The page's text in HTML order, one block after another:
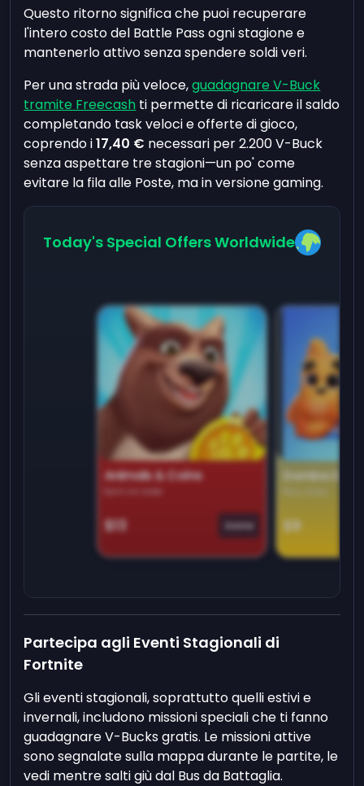
Questo ritorno significa che puoi recuperare
l'intero costo del Battle Pass ogni stagione e
mantenerlo attivo senza spendere soldi veri.
Per una strada più veloce,guadagnare V-Buck
tramite Freecash ti permette di ricaricare il saldo
completando task veloci e offerte di gioco,
coprendo i17,40 € necessari per 2.200 V-Buck
senza aspettare tre stagioni—un po' come
evitare la fila alle Poste, ma in versione gaming.
Today's Special Offers Worldwide
Animals & Coins
Earn on side
$13 Game
Domino
$9
Partecipa agli Eventi Stagionali di
Fortnite
Gli eventi stagionali, soprattutto quelli estivi e
invernali, includono missioni speciali che ti fanno
guadagnare V-Bucks gratis. Le missioni attive
sono segnalate sulla mappa durante le partite, le
vedi mentre salti giù dal Bus da Battaglia.